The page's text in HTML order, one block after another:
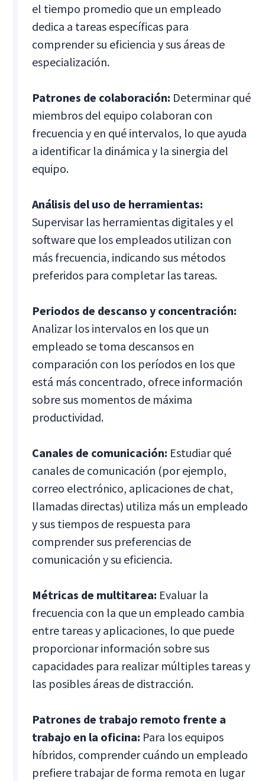
el tiempo promedio que un empleado
dedica a tareas específicas para
comprender su eficiencia y sus áreas de
especialización.
Patrones de colaboración: Determinar qué
miembros del equipo colaboran con
frecuencia y en qué intervalos, lo que ayuda
a identificar la dinámica y la sinergia del
equipo.
Análisis del uso de herramientas:
Supervisar las herramientas digitales y el
software que los empleados utilizan con
más frecuencia, indicando sus métodos
preferidos para completar las tareas.
Periodos de descanso y concentración:
Analizar los intervalos en los que un
empleado se toma descansos en
comparación con los períodos en los que
está más concentrado, ofrece información
sobre sus momentos de máxima
productividad.
Canales de comunicación: Estudiar qué
canales de comunicación (por ejemplo,
correo electrónico, aplicaciones de chat,
llamadas directas) utiliza más un empleado
y sus tiempos de respuesta para
comprender sus preferencias de
comunicación y su eficiencia.
Métricas de multitarea: Evaluar la
frecuencia con la que un empleado cambia
entre tareas y aplicaciones, lo que puede
proporcionar información sobre sus
capacidades para realizar múltiples tareas y
las posibles áreas de distracción.
Patrones de trabajo remoto frente a
trabajo en la oficina: Para los equipos
híbridos, comprender cuándo un empleado
prefiere trabajar de forma remota en lugar